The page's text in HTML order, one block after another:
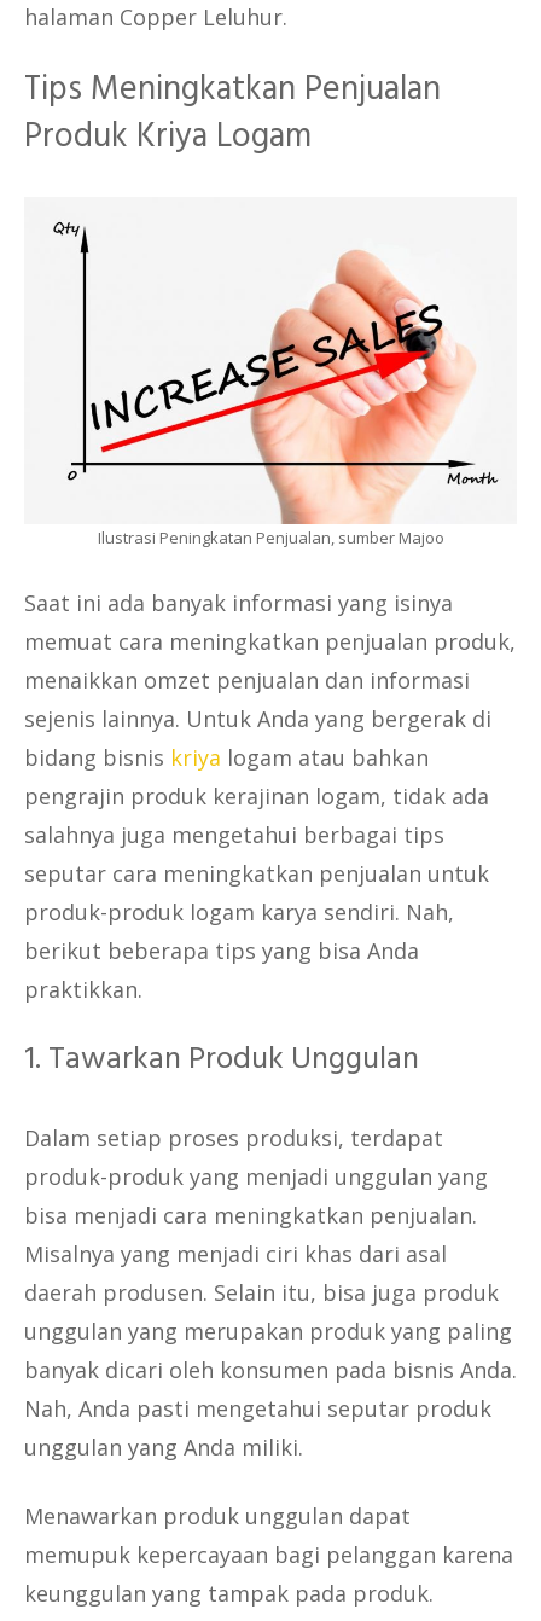
halaman Copper Leluhur.
Tips Meningkatkan Penjualan
Produk Kriya Logam
Ilustrasi Peningkatan Penjualan, sumber Majoo
Saat ini ada banyak informasi yang isinya
memuat cara meningkatkan penjualan produk,
menaikkan omzet penjualan dan informasi
sejenis lainnya. Untuk Anda yang bergerak di
bidang bisnis kriya logam atau bahkan
pengrajin produk kerajinan logam, tidak ada
salahnya juga mengetahui berbagai tips
seputar cara meningkatkan penjualan untuk
produk-produk logam karya sendiri. Nah,
berikut beberapa tips yang bisa Anda
praktikkan.
1. Tawarkan Produk Unggulan
Dalam setiap proses produksi, terdapat
produk-produk yang menjadi unggulan yang
bisa menjadi cara meningkatkan penjualan.
Misalnya yang menjadi ciri khas dari asal
daerah produsen. Selain itu, bisa juga produk
unggulan yang merupakan produk yang paling
banyak dicari oleh konsumen pada bisnis Anda.
Nah, Anda pasti mengetahui seputar produk
unggulan yang Anda miliki.
Menawarkan produk unggulan dapat
memupuk kepercayaan bagi pelanggan karena
keunggulan yang tampak pada produk.